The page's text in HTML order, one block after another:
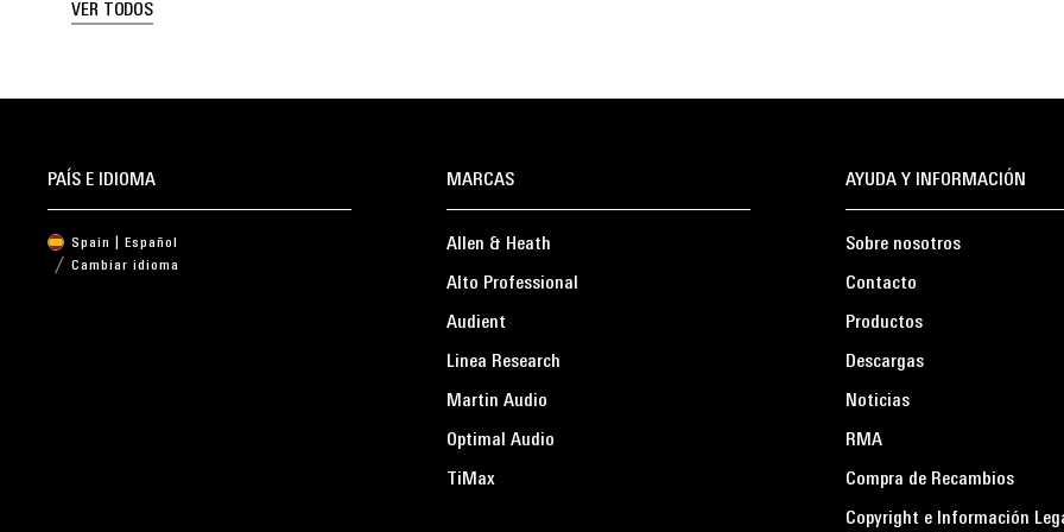
VER TODOS
MARCAS
Allen & Heath
Alto Professional
Audient
Linea Research
Martin Audio
Optimal Audio
TiMax
AYUDA Y INFORMACIÓN
Sobre nosotros
Contacto
Productos
Descargas
Noticias
RMA
Compra de Recambios
Copyright e Información
PAÍS E IDIOMA
Spain | Español
Cambiar idioma